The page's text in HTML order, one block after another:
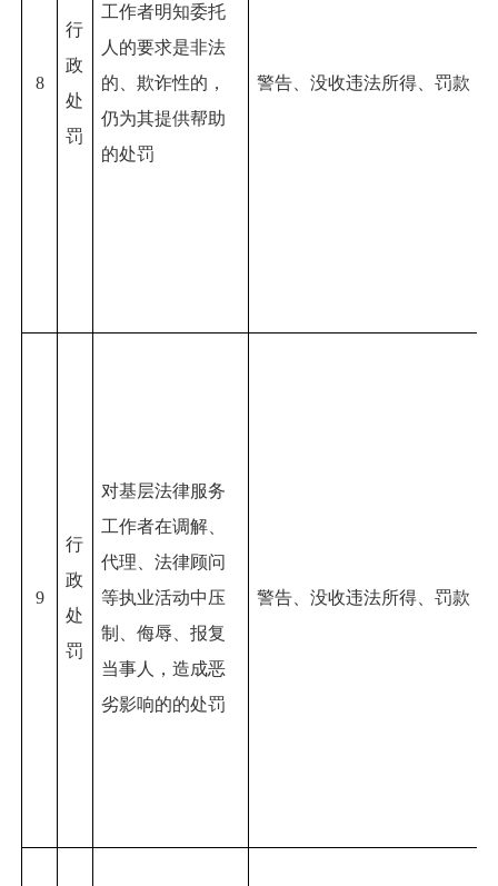
8
行
政
处
罚
工作者明知委托
人的要求是非法
的、欺诈性的，
仍为其提供帮助
的处罚
警告、没收违法所得、罚款
9
行
政
处
罚
对基层法律服务
工作者在调解、
代理、法律顾问
等执业活动中压
制、侮辱、报复
当事人，造成恶
劣影响的的处罚
警告、没收违法所得、罚款